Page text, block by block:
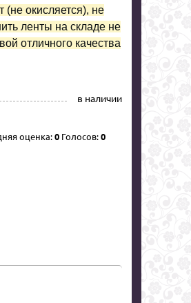
(не окисляется), не
ленты на складе не
отличного качества
в наличии
оценка:0 Голосов:0